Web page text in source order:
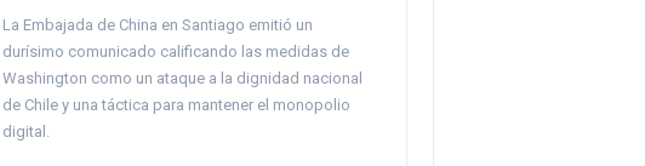
La Embajada de China en Santiago emitió un
durísimo comunicado calificando las medidas de
Washington como un ataque a la dignidad nacional
de Chile y una táctica para mantener el monopolio
digital.